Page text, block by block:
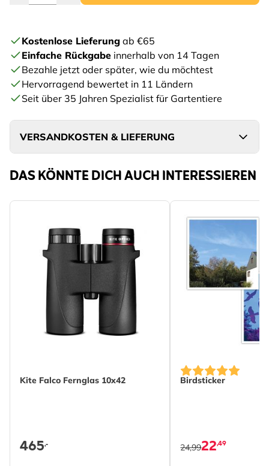
Kostenlose Lieferung ab €65
Einfache Rückgabe innerhalb von 14 Tagen
Bezahle jetzt oder später, wie du möchtest
Hervorragend bewertet in 11 Ländern
Seit über 35 Jahren Spezialist für Gartentiere
VERSANDKOSTEN & LIEFERUNG
DAS KÖNNTE DICH AUCH INTERESSIEREN
Kite Falco Fernglas 10x42
465,-
Birdsticker
22,49
24,99